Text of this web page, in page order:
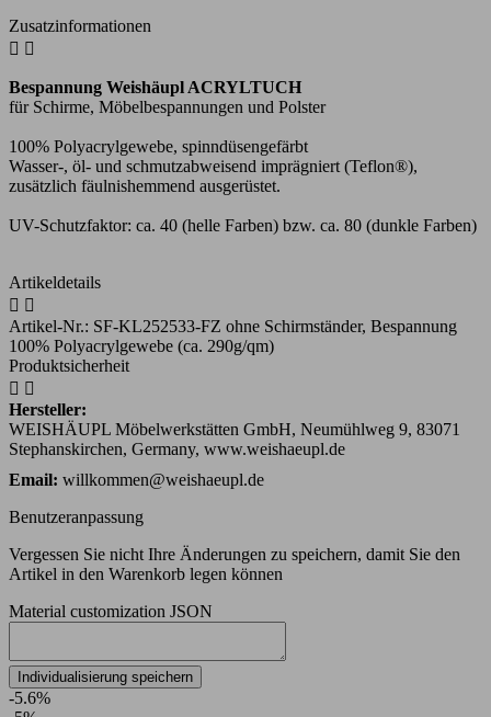
Zusatzinformationen
 
Bespannung Weishäupl ACRYLTUCH
für Schirme, Möbelbespannungen und Polster
100% Polyacrylgewebe, spinndüsengefärbt
Wasser-, öl- und schmutzabweisend imprägniert (Teflon®),
zusätzlich fäulnishemmend ausgerüstet.
UV-Schutzfaktor: ca. 40 (helle Farben) bzw. ca. 80 (dunkle Farben)
Artikeldetails
 
Artikel-Nr.: SF-KL252533-FZ ohne Schirmständer, Bespannung
100% Polyacrylgewebe (ca. 290g/qm)
Produktsicherheit
 
Hersteller:
WEISHÄUPL Möbelwerkstätten GmbH, Neumühlweg 9, 83071
Stephanskirchen, Germany, www.weishaeupl.de
Email: willkommen@weishaeupl.de
Benutzeranpassung
Vergessen Sie nicht Ihre Änderungen zu speichern, damit Sie den
Artikel in den Warenkorb legen können
Material customization JSON
Individualisierung speichern
-5.6%